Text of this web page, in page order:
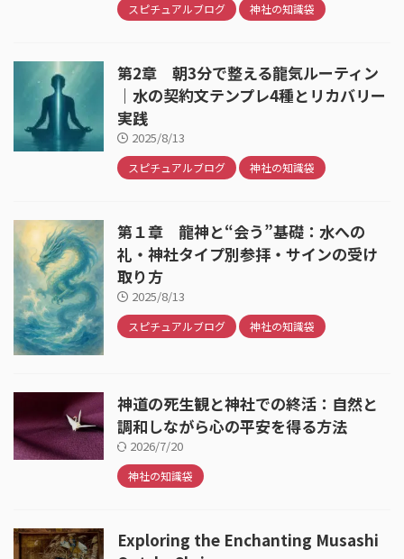
スピチュアルブログ 神社の知識袋
第2章 朝3分で整える龍気ルーティン
｜水の契約文テンプレ4種とリカバリー
実践
2025/8/13
スピチュアルブログ 神社の知識袋
第１章 龍神と“会う”基礎：水への
礼・神社タイプ別参拝・サインの受け
取り方
2025/8/13
スピチュアルブログ 神社の知識袋
神道の死生観と神社での終活：自然と
調和しながら心の平安を得る方法
2026/7/20
神社の知識袋
Exploring the Enchanting Musashi